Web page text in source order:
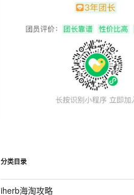
分类目录
iherb海淘攻略